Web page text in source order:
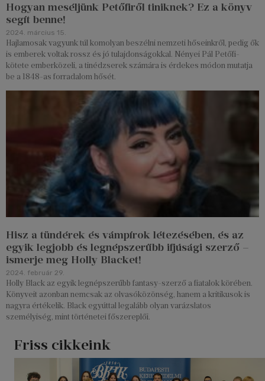
Hogyan meséljünk Petőfiről tiniknek? Ez a könyv
segít benne!
2024. március 15.
Hajlamosak vagyunk túl komolyan beszélni nemzeti hőseinkről, pedig ők
is emberek voltak rossz és jó tulajdonságokkal. Nényei Pál Petőfi-
kötete emberközeli, a tinédzserek számára is érdekes módon mutatja
be a 1848-as forradalom hősét.
Hisz a tündérek és vámpírok létezésében, és az
egyik legjobb és legnépszerűbb ifjúsági szerző –
ismerje meg Holly Blacket!
2024. február 29.
Holly Black az egyik legnépszerűbb fantasy-szerző a fiatalok körében.
Könyveit azonban nemcsak az olvasóközönség, hanem a kritikusok is
nagyra értékelik. Black egyúttal legalább olyan varázslatos
személyiség, mint történetei főszereplői.
Friss cikkeink